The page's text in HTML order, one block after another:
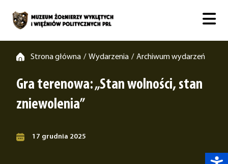
Strona główna / Wydarzenia / Archiwum wydarzeń
Gra terenowa: „Stan wolności, stan
zniewolenia”
17 grudnia 2025